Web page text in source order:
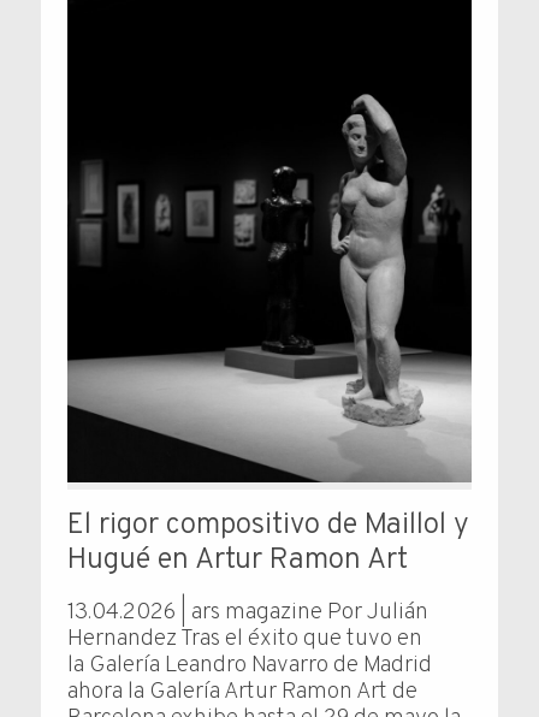
El rigor compositivo de Maillol y
Hugué en Artur Ramon Art
13.04.2026 | ars magazine Por Julián
Hernandez Tras el éxito que tuvo en
la Galería Leandro Navarro de Madrid
ahora la Galería Artur Ramon Art de